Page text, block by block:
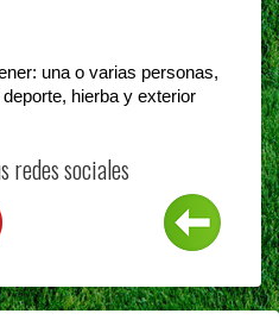
redes sociales